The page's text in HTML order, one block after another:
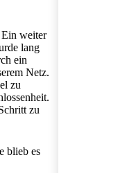
weiter
lang
ein
Netz.
zu
zu
blieb es